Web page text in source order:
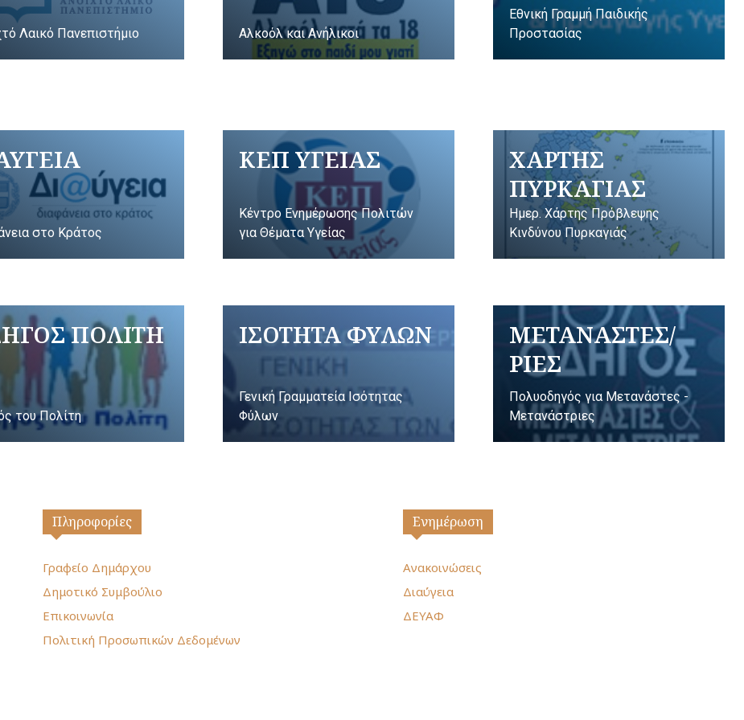
Λαικό Πανεπιστήμιο Αλκοόλ και Ανήλικοι
Εθνική Γραμμή Παιδικής
Προστασίας
στο Κράτος
ΚΕΠ ΥΓΕΙΑΣ
Κέντρο Ενημέρωσης Πολιτών
για Θέματα Υγείας
ΧΑΡΤΗΣ
ΠΥΡΚΑΓΙΑΣ
Ημερ. Χάρτης Πρόβλεψης
Κινδύνου Πυρκαγιάς
ΠΟΛΙΤΗ
του Πολίτη
ΙΣΟΤΗΤΑ ΦΥΛΩΝ
Γενική Γραμματεία Ισότητας
Φύλων
ΜΕΤΑΝΑΣΤΕΣ/
ΡΙΕΣ
Πολυοδηγός για Μετανάστες -
Μετανάστριες
Πληροφορίες
Γραφείο Δημάρχου
Δημοτικό Συμβούλιο
Επικοινωνία
Πολιτική Προσωπικών Δεδομένων
Ενημέρωση
Ανακοινώσεις
Διαύγεια
ΔΕΥΑΦ